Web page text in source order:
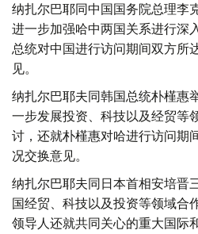
纳扎尔巴耶同中国国务院总理李
进一步加强哈中两国关系进行深
总统对中国进行访问期间双方所
见。
纳扎尔巴耶夫同韩国总统朴槿惠
一步发展投资、科技以及经贸等
讨，还就朴槿惠对哈进行访问期
况交换意见。
纳扎尔巴耶夫同日本首相安培晋
国经贸、科技以及投资等领域合
领导人还就共同关心的重大国际